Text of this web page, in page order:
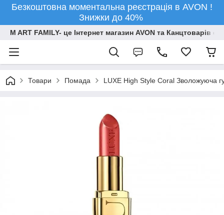
Безкоштовна моментальна реєстрація в AVON !
Знижки до 40%
M ART FAMILY- це Інтернет магазин AVON та Канцтоварів
Товари Помада LUXE High Style Coral Зволожуюча